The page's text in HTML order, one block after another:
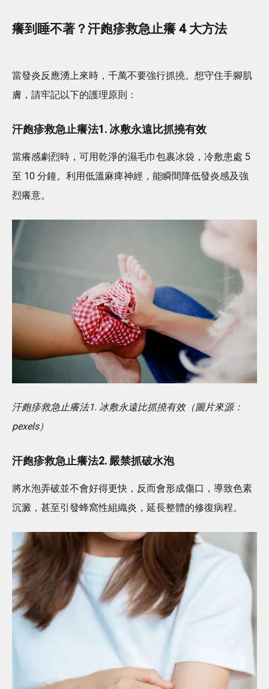
癢到睡不著？汗皰疹救急止癢 4 大方法
當發炎反應湧上來時，千萬不要強行抓撓。想守住手腳肌
膚，請牢記以下的護理原則：
汗皰疹救急止癢法1. 冰敷永遠比抓撓有效
當癢感劇烈時，可用乾淨的濕毛巾包裹冰袋，冷敷患處 5
至 10 分鐘。利用低溫麻痺神經，能瞬間降低發炎感及強
烈癢意。
汗皰疹救急止癢法1. 冰敷永遠比抓撓有效（圖片來源：
pexels）
汗皰疹救急止癢法2. 嚴禁抓破水泡
將水泡弄破並不會好得更快，反而會形成傷口，導致色素
沉澱，甚至引發蜂窩性組織炎，延長整體的修復病程。